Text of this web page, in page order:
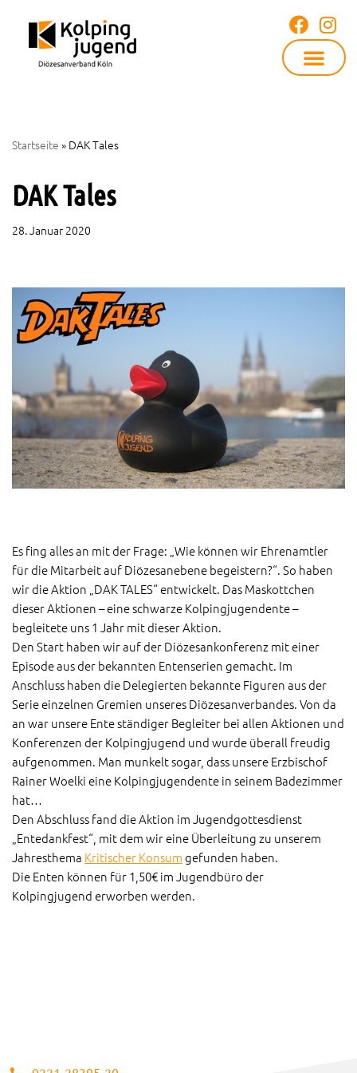
Inhalt
Startseite » DAK Tales
DAK Tales
28. Januar 2020
Es fing alles an mit der Frage: „Wie können wir Ehrenamtler
für die Mitarbeit auf Diözesanebene begeistern?“. So haben
wir die Aktion „DAK TALES“ entwickelt. Das Maskottchen
dieser Aktionen – eine schwarze Kolpingjugendente –
begleitete uns 1 Jahr mit dieser Aktion.
Den Start haben wir auf der Diözesankonferenz mit einer
Episode aus der bekannten Entenserien gemacht. Im
Anschluss haben die Delegierten bekannte Figuren aus der
Serie einzelnen Gremien unseres Diözesanverbandes. Von da
an war unsere Ente ständiger Begleiter bei allen Aktionen und
Konferenzen der Kolpingjugend und wurde überall freudig
aufgenommen. Man munkelt sogar, dass unsere Erzbischof
Rainer Woelki eine Kolpingjugendente in seinem Badezimmer
hat…
Den Abschluss fand die Aktion im Jugendgottesdienst
„Entedankfest“, mit dem wir eine Überleitung zu unserem
Jahresthema Kritischer Konsumgefunden haben.
Die Enten können für 1,50€ im Jugendbüro der
Kolpingjugend erworben werden.